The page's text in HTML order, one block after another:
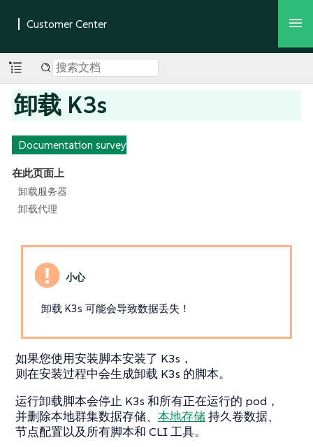
卸载 K3s
Documentation survey
在此页面上
卸载服务器
卸载代理
卸载 K3s 可能会导致数据丢失！
如果您使用安装脚本安装了 K3s，
则在安装过程中会生成卸载 K3s 的脚本。
运行卸载脚本会停止 K3s 和所有正在运行的 pod，
并删除本地群集数据存储、 本地存储持久卷数据、
节点配置以及所有脚本和 CLI 工具。